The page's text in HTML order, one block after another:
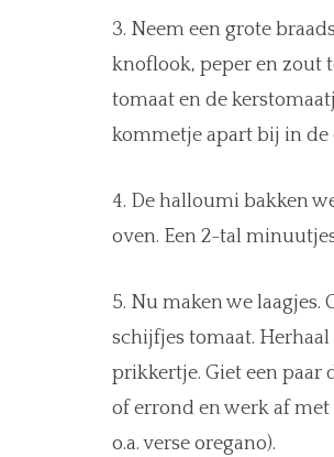
3. Neem een grote
knoflook, peper en zout
tomaat en de
kommetje apart bij in de
4. De halloumi bakken
oven. Een 2-tal
5. Nu maken we
schijfjes tomaat. Herhaal
prikkertje. Giet een paar
of errond en werk af
o.a. verse oregano).